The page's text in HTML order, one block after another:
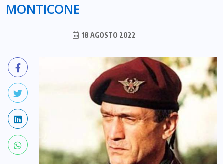
MONTICONE
18 AGOSTO 2022